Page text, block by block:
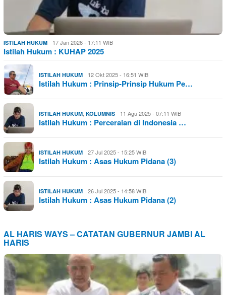
ISTILAH HUKUM 17 Jan 2026 - 17:11 WIB
Istilah Hukum : KUHAP 2025
ISTILAH HUKUM 12 Okt 2025 - 16:51 WIB
Istilah Hukum : Prinsip-Prinsip Hukum Pe…
ISTILAH HUKUM, KOLUMNIS 11 Agu 2025 - 07:11 WIB
Istilah Hukum : Perceraian di Indonesia …
ISTILAH HUKUM 27 Jul 2025 - 15:25 WIB
Istilah Hukum : Asas Hukum Pidana (3)
ISTILAH HUKUM 26 Jul 2025 - 14:58 WIB
Istilah Hukum : Asas Hukum Pidana (2)
AL HARIS WAYS – CATATAN GUBERNUR JAMBI AL
HARIS